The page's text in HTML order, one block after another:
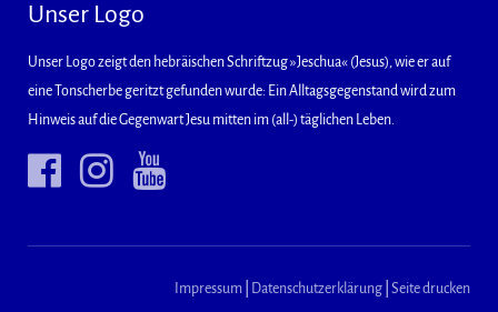
Unser Logo
Unser Logo zeigt den hebräischen Schriftzug »Jeschua« (Jesus), wie er auf
eine Tonscherbe geritzt gefunden wurde: Ein Alltagsgegenstand wird zum
Hinweis auf die Gegenwart Jesu mitten im (all-) täglichen Leben.
Impressum Datenschutzerklärung Seite drucken